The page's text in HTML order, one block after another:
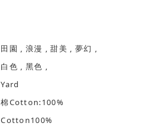
田園 , 浪漫 , 甜美 , 夢幻 ,
白色 , 黑色 ,
棉Cotton:100%
Cotton100%